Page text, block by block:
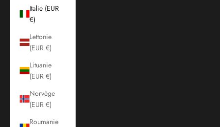
Italie (EUR
€)
Lettonie
(EUR €)
Lituanie
(EUR €)
Norvège
(EUR €)
Roumanie